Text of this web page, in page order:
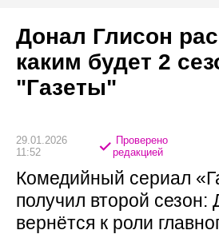
Донал Глисон
каким будет 2
"Газеты"
29.01.2026
11:52
Проверено
редакцией
Комедийный сериал
получил второй сезон:
вернётся к роли